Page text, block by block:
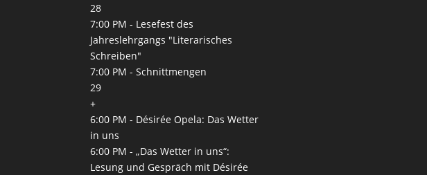
28
7:00 PM - Lesefest des
Jahreslehrgangs "Literarisches
Schreiben"
7:00 PM -Schnittmengen
29
+
6:00 PM - Désirée Opela: Das Wetter
in uns
6:00 PM -„Das Wetter in uns“:
Lesung und Gespräch mit Désirée